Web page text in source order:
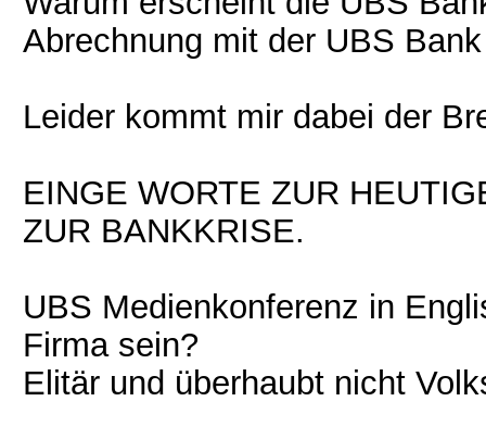
Abrechnung mit der UBS Bank
Leider kommt mir dabei der
EINGE WORTE ZUR
ZUR BANKKRISE.
UBS Medienkonferenz in
Firma sein?
Elitär und überhaubt nicht